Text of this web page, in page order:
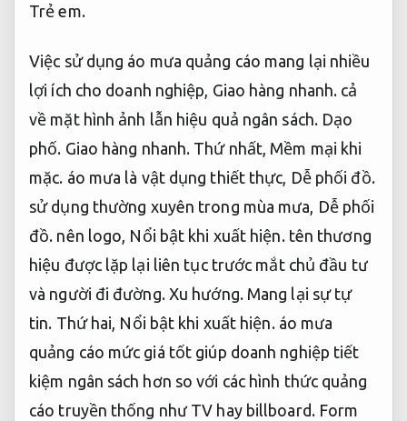
Trẻ em.
Việc sử dụng áo mưa quảng cáo mang lại nhiều
lợi ích cho doanh nghiệp, Giao hàng nhanh. cả
về mặt hình ảnh lẫn hiệu quả ngân sách. Dạo
phố. Giao hàng nhanh. Thứ nhất, Mềm mại khi
mặc. áo mưa là vật dụng thiết thực, Dễ phối đồ.
sử dụng thường xuyên trong mùa mưa, Dễ phối
đồ. nên logo, Nổi bật khi xuất hiện.tên thương
hiệu được lặp lại liên tục trước mắt chủ đầu tư
và người đi đường. Xu hướng. Mang lại sự tự
tin. Thứ hai, Nổi bật khi xuất hiện.áo mưa
quảng cáo mức giá tốt giúp doanh nghiệp tiết
kiệm ngân sách hơn so với các hình thức quảng
cáo truyền thống như TV hay billboard. Form